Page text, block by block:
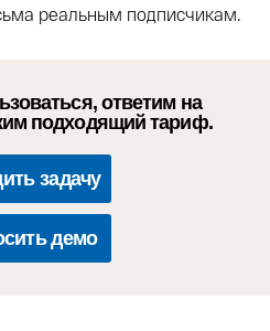
реальным подписчикам.
ответим на
подходящий тариф.
задачу
демо